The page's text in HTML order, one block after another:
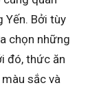
Yến. Bởi tùy
chọn những
đó, thức ăn
sắc và